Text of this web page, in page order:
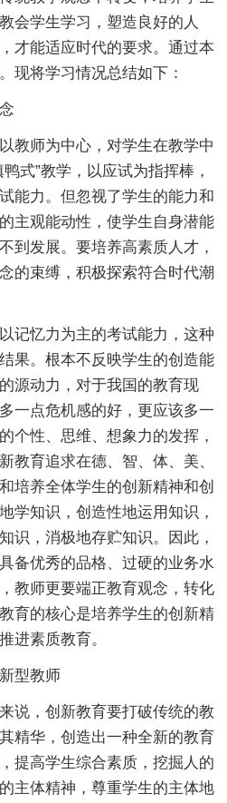
会学生学习，塑造良好的人
才能适应时代的要求。通过本
现将学习情况总结如下：
教师为中心，对学生在教学中
式”教学，以应试为指挥棒，
能力。但忽视了学生的能力和
主观能动性，使学生自身潜能
到发展。要培养高素质人才，
的束缚，积极探索符合时代潮
记忆力为主的考试能力，这种
果。根本不反映学生的创造能
源动力，对于我国的教育现
一点危机感的好，更应该多一
个性、思维、想象力的发挥，
教育追求在德、智、体、美、
培养全体学生的创新精神和创
学知识，创造性地运用知识，
识，消极地存贮知识。因此，
备优秀的品格、过硬的业务水
教师更要端正教育观念，转化
育的核心是培养学生的创新精
进素质教育。
型教师
说，创新教育要打破传统的教
精华，创造出一种全新的教育
提高学生综合素质，挖掘人的
主体精神，尊重学生的主体地